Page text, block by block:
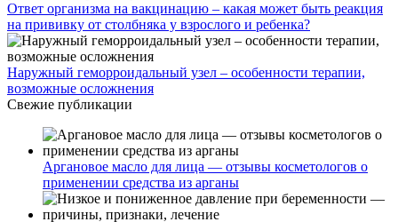
Ответ организма на вакцинацию – какая может быть реакция
на прививку от столбняка у взрослого и ребенка?
Наружный геморроидальный узел – особенности терапии,
возможные осложнения
Свежие публикации
Аргановое масло для лица — отзывы косметологов о
применении средства из арганы